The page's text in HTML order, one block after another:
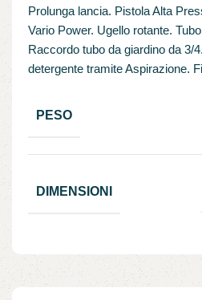
Prolunga lancia. Pistola Alta
Vario Power. Ugello rotante.
Raccordo tubo da giardino da 3/
detergente tramite Aspirazione.
PESO
DIMENSIONI